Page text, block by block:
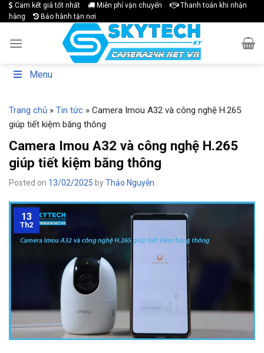
Skip
to
Cam kết giá tốt nhất Miễn phí vận chuyển
Thanh toán khi nhận
hàng
Bảo hành tận nơi
Menu
Trang chủ » Tin tức » Camera Imou A32 và công nghệ H.265
giúp tiết kiệm băng thông
Camera Imou A32 và công nghệ H.265
giúp tiết kiệm băng thông
Posted on 13/02/2025 byThảo Nguyễn
13
Th2